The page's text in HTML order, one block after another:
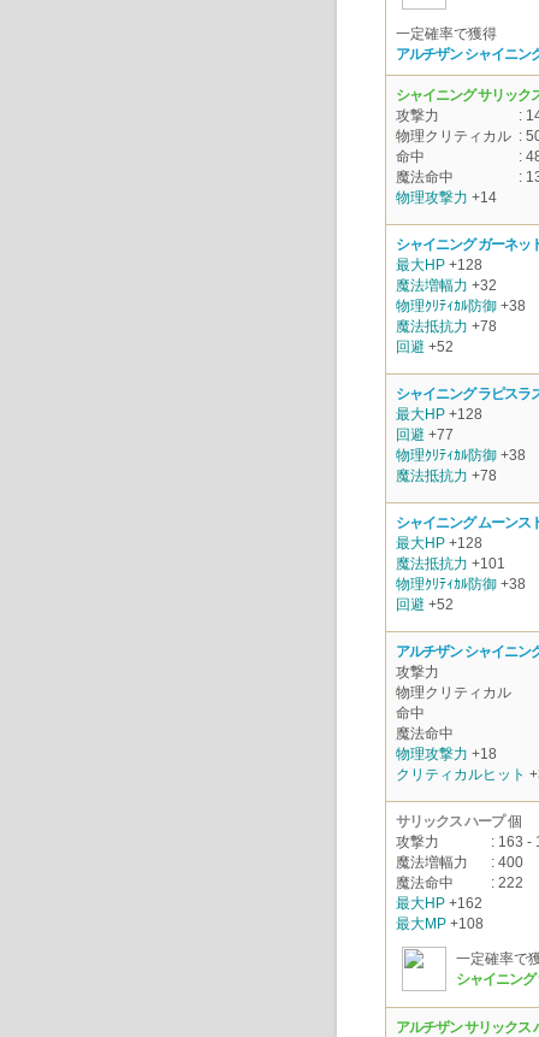
一定確率で獲得
アルチザン シャイニン
シャイニング サリック
攻撃力
:
物理クリティカル :
命中
:
魔法命中
:
物理攻撃力 +14
シャイニング ガーネッ
最大HP +128
魔法増幅力 +32
物理ｸﾘﾃｨｶﾙ防御 +38
魔法抵抗力 +78
回避 +52
シャイニング ラピスラ
最大HP +128
回避 +77
物理ｸﾘﾃｨｶﾙ防御 +38
魔法抵抗力 +78
シャイニング ムーンス
最大HP +128
魔法抵抗力 +101
物理ｸﾘﾃｨｶﾙ防御 +38
回避 +52
アルチザン シャイニン
攻撃力
物理クリティカル
命中
魔法命中
物理攻撃力 +18
クリティカルヒット
サリックス ハープ個
攻撃力
: 163 -
魔法増幅力
: 400
魔法命中
: 222
最大HP +162
最大MP +108
一定確率で
シャイニン
アルチザン サリックス